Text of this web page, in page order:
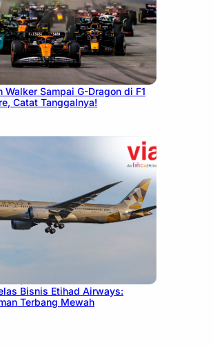
2025
Walker Sampai G-Dragon di F1
Catat Tanggalnya!
27, 2024
Bisnis Etihad Airways:
Terbang Mewah